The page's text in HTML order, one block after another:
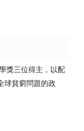
獎三位得主，以配
球貧窮問題的政